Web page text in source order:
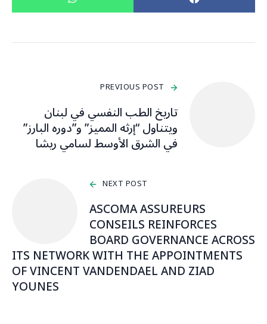
PREVIOUS POST
تاريخ الطب النفسي في لبنان
ويتناول “إرثه المميز” و”دوره البارز”
في الشرق الأوسط لسامي ريشا
NEXT POST
ASCOMA ASSUREURS
CONSEILS REINFORCES
BOARD GOVERNANCE ACROSS
ITS NETWORK WITH THE APPOINTMENTS
OF VINCENT VANDENDAEL AND ZIAD
YOUNES